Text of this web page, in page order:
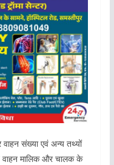
वाहन संख्या एवं अन्य तथ्यों
वाहन मालिक और चालक के